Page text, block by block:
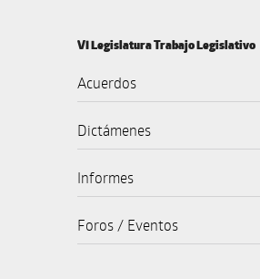
VI Legislatura Trabajo Legislativo
Acuerdos
Dictámenes
Informes
Foros / Eventos